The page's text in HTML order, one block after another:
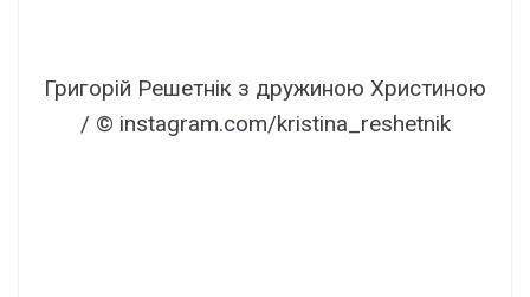
Григорій Решетнік з дружиною Христиною
/ © instagram.com/kristina_reshetnik